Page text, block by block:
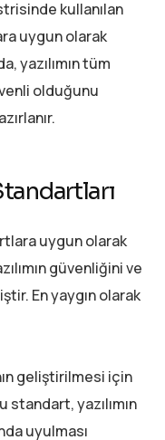
kullanılan
uygun olarak
yazılımın tüm
olduğunu
uygun olarak
güvenliğini ve
En yaygın olarak
geliştirilmesi için
standart, yazılımın
uyulması